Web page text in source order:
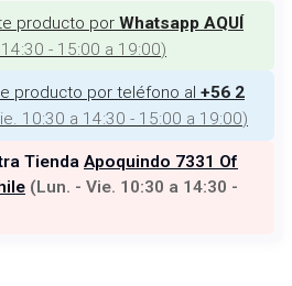
producto por Whatsapp AQUÍ
- 15:00 a 19:00)
producto por teléfono al +56 2
10:30 a 14:30 - 15:00 a 19:00)
Tienda Apoquindo 7331 Of
(Lun. - Vie. 10:30 a 14:30 -